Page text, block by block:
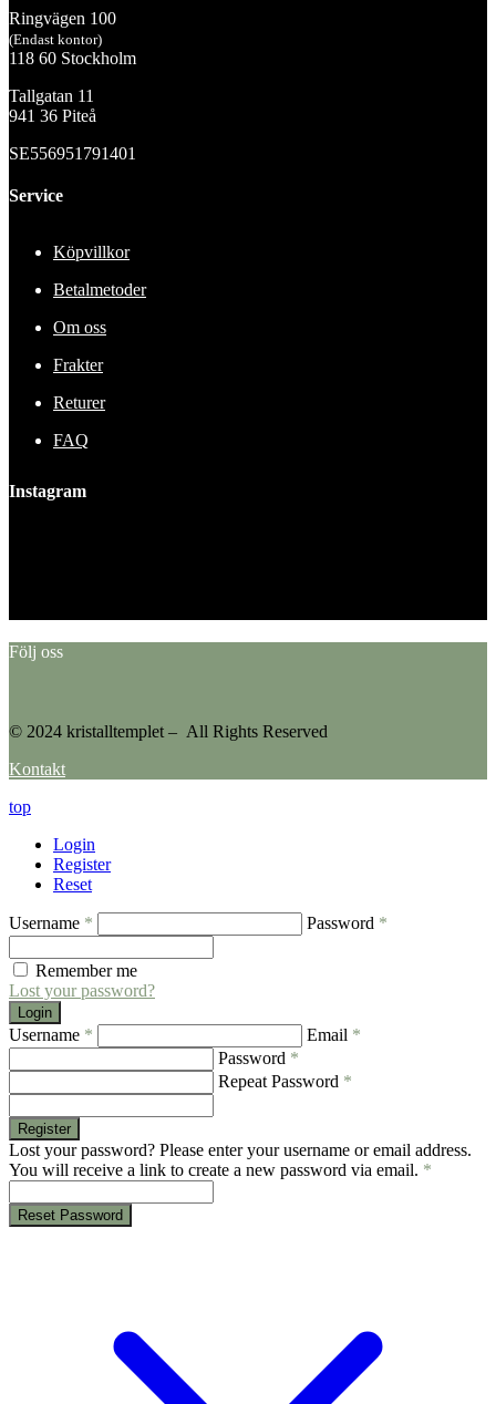
Ringvägen 100
(Endast kontor)
118 60 Stockholm
Tallgatan 11
941 36 Piteå
SE556951791401
Service
Köpvillkor
Betalmetoder
Om oss
Frakter
Returer
FAQ
Instagram
Följ oss
© 2024 kristalltemplet – All Rights Reserved
Kontakt
top
Login
Register
Reset
Username * Password *
Remember me
Lost your password?
Login
Username * Email *
Password *
Repeat Password *
Register
Lost your password? Please enter your username or email address.
You will receive a link to create a new password via email. *
Reset Password